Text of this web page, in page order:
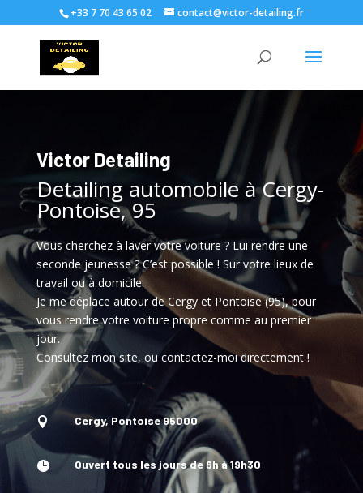
+33 7 70 43 65 02 contact@victor-detailing.fr
Victor Detailing
Detailing automobile à Cergy-
Pontoise, 95
Vous cherchez à laver votre voiture ? Lui rendre une
seconde jeunesse ? C’est possible ! Sur votre lieux de
travail ou à domicile.
Je me déplace autour de Cergy et Pontoise (95), pour
vous rendre votre voiture propre comme au premier
jour.
Consultez mon site, ou contactez-moi directement !
 Cergy, Pontoise 95000
 Ouvert tous les jours de 6h à 19h30